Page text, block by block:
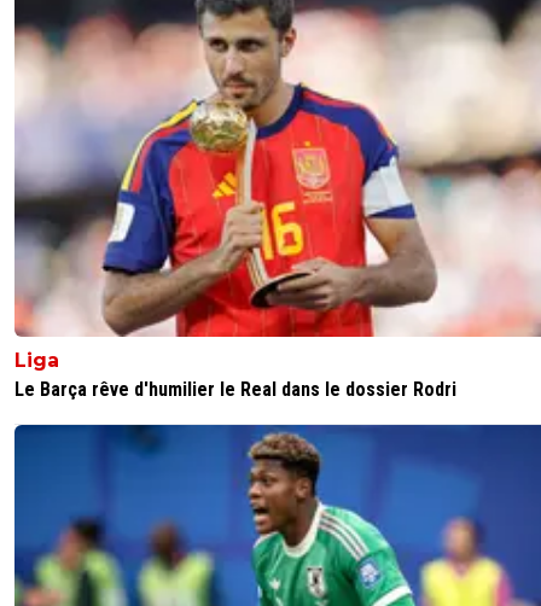
Liga
Le Barça rêve d'humilier le Real dans le dossier Rodri